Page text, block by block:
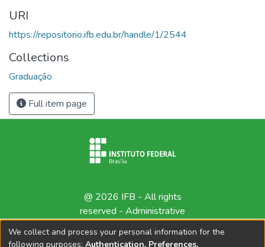
URI
https://repositorio.ifb.edu.br/handle/1/2544
Collections
Graduação
Full item page
@ 2026 IFB - All rights
reserved - Administrative
We collect and process your personal information for the
following purposes: Authentication, Preferences,